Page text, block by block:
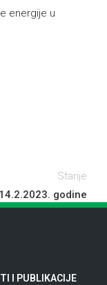
energije u
Starije
godine
I PUBLIKACIJE